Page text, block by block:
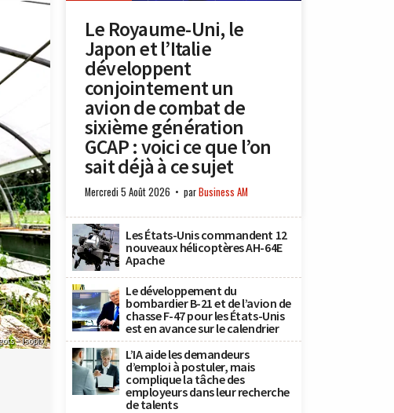
– Isopix
Le Royaume-Uni, le
Japon et l’Italie
développent
conjointement un
avion de combat de
sixième génération
GCAP : voici ce que l’on
sait déjà à ce sujet
Mercredi 5 Août 2026 parBusiness AM
Les États-Unis commandent 12
nouveaux hélicoptères AH-64E
Apache
Le développement du
bombardier B-21 et de l’avion de
chasse F-47 pour les États-Unis
est en avance sur le calendrier
L’IA aide les demandeurs
d’emploi à postuler, mais
complique la tâche des
employeurs dans leur recherche
de talents